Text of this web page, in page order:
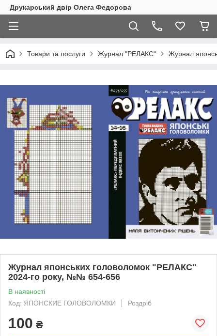
Друкарський двір Олега Федорова
Товари та послуги Журнал "РЕЛАКС" Журнал
Журнал японських головоломок "РЕЛАКС"
2024-го року, №№ 654-656
В наявності
Код: ЯПОНСКИЕ ГОЛОВОЛОМКИ
Роздріб
100 ₴